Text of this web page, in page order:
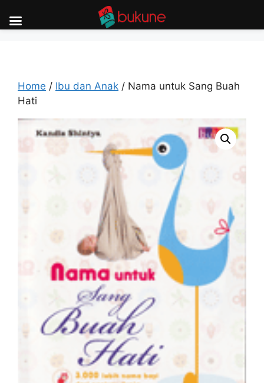
Home / Ibu dan Anak / Nama untuk Sang Buah
Hati